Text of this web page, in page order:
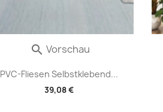
PVC-Fliesen Selbstklebend...
39,08 €
 Vorschau